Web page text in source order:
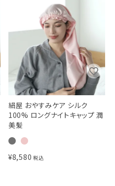
絹屋 おやすみケア シルク
100% ロングナイトキャップ 潤
美髪
¥8,580 税込